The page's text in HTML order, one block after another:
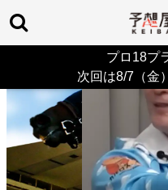
プロ18プ
次回は8/7（金
> 26/8/9 (日)